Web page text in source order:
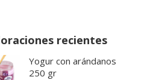
recientes
Yogur con arándanos
250 gr